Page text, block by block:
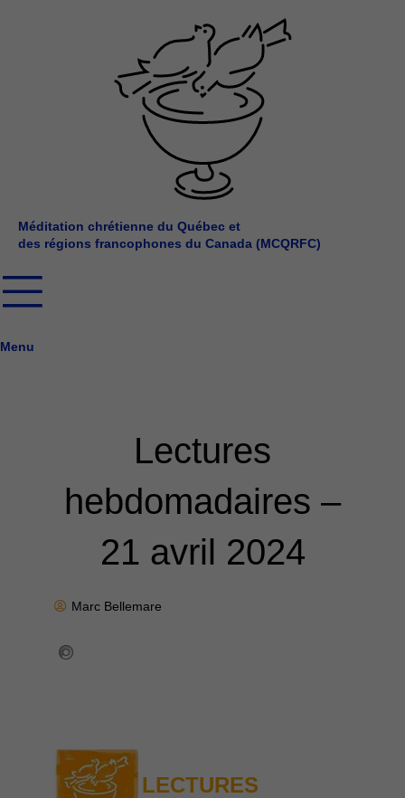
Méditation chrétienne du Québec et
des régions francophones du Canada (MCQRFC)
Menu
Lectures
hebdomadaires –
21 avril 2024
Marc Bellemare
LECTURES